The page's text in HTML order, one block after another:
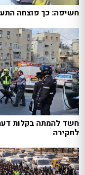
חשיפה: כך פוצחה
חשד להמתה בקלות
לחקירה